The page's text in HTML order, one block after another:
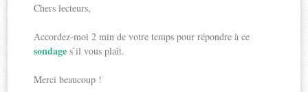
Chers lecteurs,
Accordez-moi 2 min de votre temps pour répondre à ce
sondages’il vous plaît.
Merci beaucoup !